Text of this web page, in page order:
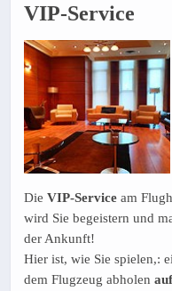
VIP-Service
Die VIP-Service am
wird Sie begeistern und
der Ankunft!
Hier ist, wie Sie spielen,:
dem Flugzeug abholen